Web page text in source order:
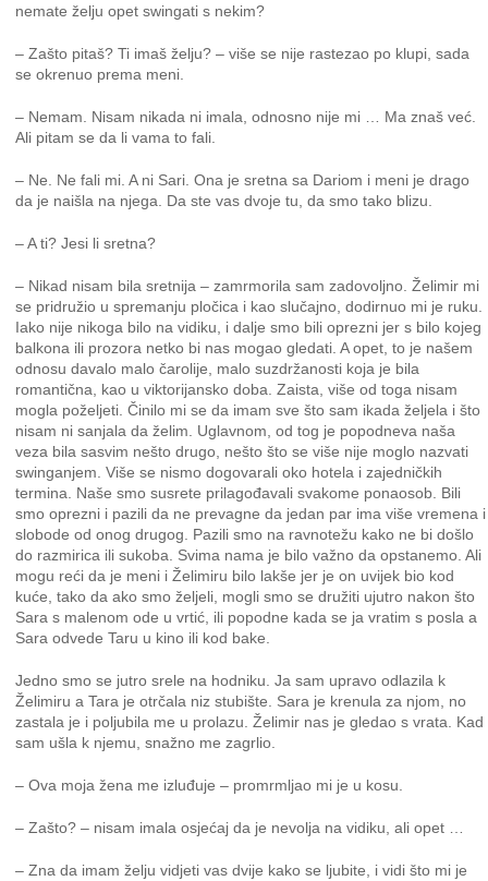
nemate želju opet swingati s nekim?
– Zašto pitaš? Ti imaš želju? – više se nije rastezao po klupi, sada
se okrenuo prema meni.
– Nemam. Nisam nikada ni imala, odnosno nije mi … Ma znaš već.
Ali pitam se da li vama to fali.
– Ne. Ne fali mi. A ni Sari. Ona je sretna sa Dariom i meni je drago
da je naišla na njega. Da ste vas dvoje tu, da smo tako blizu.
– A ti? Jesi li sretna?
– Nikad nisam bila sretnija – zamrmorila sam zadovoljno. Želimir mi
se pridružio u spremanju pločica i kao slučajno, dodirnuo mi je ruku.
Iako nije nikoga bilo na vidiku, i dalje smo bili oprezni jer s bilo kojeg
balkona ili prozora netko bi nas mogao gledati. A opet, to je našem
odnosu davalo malo čarolije, malo suzdržanosti koja je bila
romantična, kao u viktorijansko doba. Zaista, više od toga nisam
mogla poželjeti. Činilo mi se da imam sve što sam ikada željela i što
nisam ni sanjala da želim. Uglavnom, od tog je popodneva naša
veza bila sasvim nešto drugo, nešto što se više nije moglo nazvati
swinganjem. Više se nismo dogovarali oko hotela i zajedničkih
termina. Naše smo susrete prilagođavali svakome ponaosob. Bili
smo oprezni i pazili da ne prevagne da jedan par ima više vremena i
slobode od onog drugog. Pazili smo na ravnotežu kako ne bi došlo
do razmirica ili sukoba. Svima nama je bilo važno da opstanemo. Ali
mogu reći da je meni i Želimiru bilo lakše jer je on uvijek bio kod
kuće, tako da ako smo željeli, mogli smo se družiti ujutro nakon što
Sara s malenom ode u vrtić, ili popodne kada se ja vratim s posla a
Sara odvede Taru u kino ili kod bake.
Jedno smo se jutro srele na hodniku. Ja sam upravo odlazila k
Želimiru a Tara je otrčala niz stubište. Sara je krenula za njom, no
zastala je i poljubila me u prolazu. Želimir nas je gledao s vrata. Kad
sam ušla k njemu, snažno me zagrlio.
– Ova moja žena me izluđuje – promrmljao mi je u kosu.
– Zašto? – nisam imala osjećaj da je nevolja na vidiku, ali opet …
– Zna da imam želju vidjeti vas dvije kako se ljubite, i vidi što mi je